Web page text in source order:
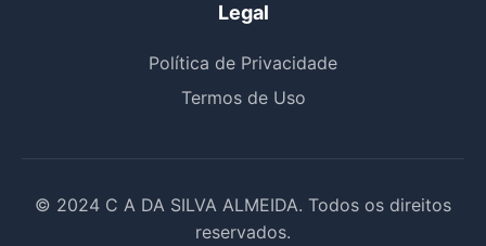
Legal
Política de Privacidade
Termos de Uso
© 2024 C A DA SILVA ALMEIDA. Todos os direitos
reservados.